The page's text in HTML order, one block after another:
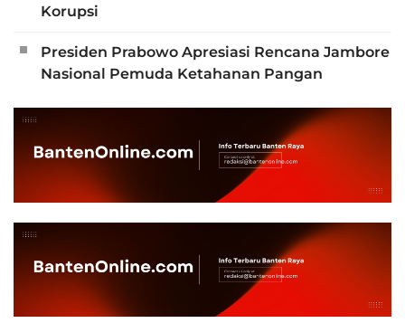
Korupsi
Presiden Prabowo Apresiasi Rencana Jambore
Nasional Pemuda Ketahanan Pangan